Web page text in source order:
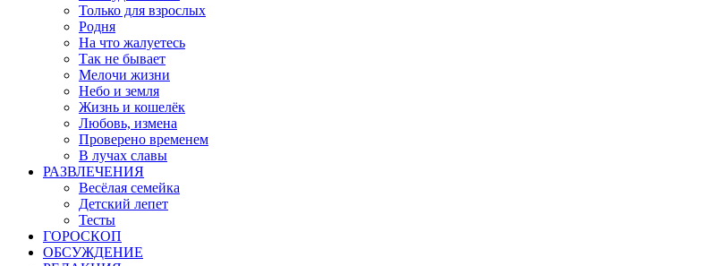
Только для взрослых
Родня
На что жалуетесь
Так не бывает
Мелочи жизни
Небо и земля
Жизнь и кошелёк
Любовь, измена
Проверено временем
В лучах славы
РАЗВЛЕЧЕНИЯ
Весёлая семейка
Детский лепет
Тесты
ГОРОСКОП
ОБСУЖДЕНИЕ